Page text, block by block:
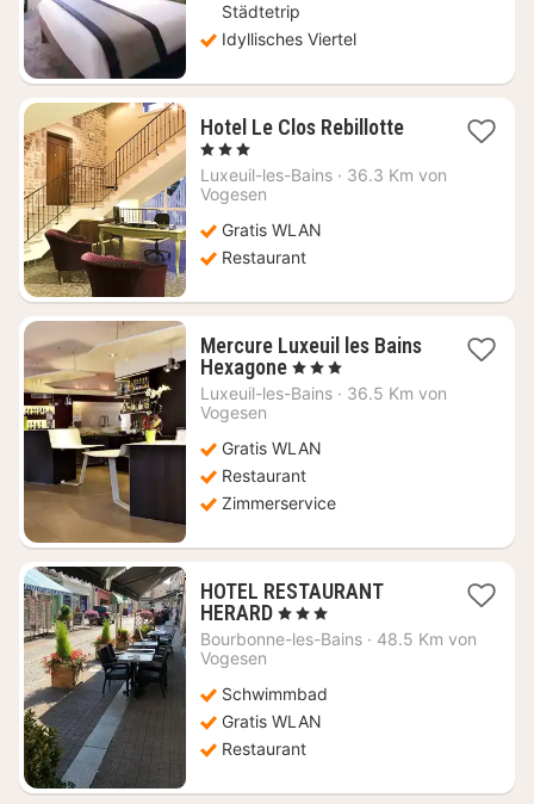
Städtetrip
Idyllisches Viertel
Hotel Le Clos Rebillotte1
ab
, 3 Sterne
Luxeuil-les-Bains · 36.3 Km von
Vogesen
Gratis WLAN
Restaurant
Mercure Luxeuil les Bains
Hexagone1
Nacht
€
, 3 Sterne
Luxeuil-les-Bains · 36.5 Km von
Vogesen
Gratis WLAN
Restaurant
Zimmerservice
HOTEL RESTAURANT
HERARD1
Nacht
€
, 3 Sterne
Bourbonne-les-Bains · 48.5 Km von
Vogesen
Schwimmbad
Gratis WLAN
Restaurant